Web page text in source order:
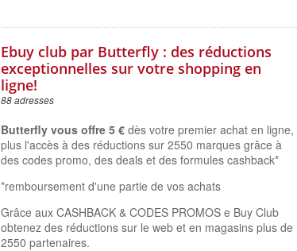
Ebuy club par Butterfly : des réductions
exceptionnelles sur votre shopping en
ligne!
88 adresses
Butterfly vous offre 5 € dès votre premier achat en ligne,
plus l'accès à des réductions sur 2550 marques grâce à
des codes promo, des deals et des formules cashback*
*remboursement d'une partie de vos achats
Grâce aux CASHBACK & CODES PROMOS e Buy Club
obtenez des réductions sur le web et en magasins plus de
2550 partenaires.